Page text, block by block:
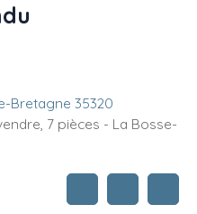
Bretagne 35320
7 pièces - La Bosse-